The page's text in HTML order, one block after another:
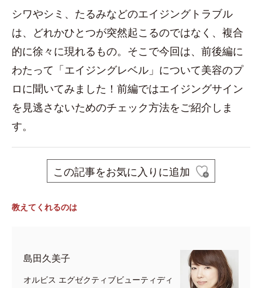
シワやシミ、たるみなどのエイジングトラブル
は、どれかひとつが突然起こるのではなく、複合
的に徐々に現れるもの。そこで今回は、前後編に
わたって「エイジングレベル」について美容のプ
ロに聞いてみました！前編ではエイジングサイン
を見逃さないためのチェック方法をご紹介しま
す。
この記事をお気に入りに追加
教えてくれるのは
島田久美子
オルビス エグゼクティブビューティディ